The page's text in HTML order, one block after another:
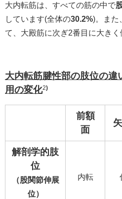
大内転筋は、すべての筋の中で
しています(全体の30.2%)。また
て、大殿筋に次ぎ2番目に大き
大内転筋腱性部の肢位の違
用の変化2)
前額
面
解剖学的肢
位
（股関節伸展
位）
内転